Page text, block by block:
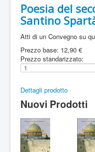
Poesia del
Santino
Atti di un Convegno su
Prezzo base: 12,90 €
Prezzo standarizzato:
Dettagli prodotto
Nuovi Prodotti